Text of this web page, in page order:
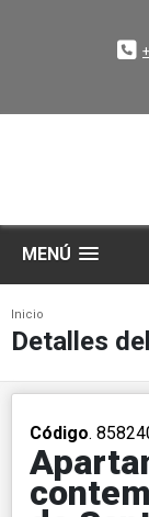
MENÚ
Inicio
Detalles
Código.